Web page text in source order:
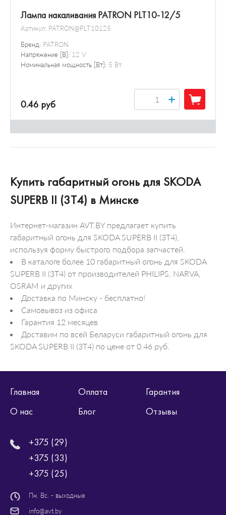
Лампа накаливания PATRON PLT10-12/5
Артикул: PATRON@PLT10125
Бренд: PATRON
Напряжение [В]: 12 V
Номинальная мощность [Вт]: 5 Вт
0.46 руб +
Купить габаритный огонь для SKODA
SUPERB II (3T4) в Минске
Интернет-магазин AVT.BY предлагает купить
габаритный огонь для SKODA SUPERB II (3T4),
используя форму быстрого подбора запчастей.
В каталоге более 10 габаритный огонь для SKODA
SUPERB II (3T4) от производителей PHILIPS, NARVA,
OSRAM и других
Доставка по Минску - бесплатно!
Самовывоз из офиса
Гарантия 12 месяцев
Доставим по всей Беларуси габаритный огонь для
SKODA SUPERB II (3T4) по цене от 0.46 руб.
Главная Оплата
Гарантия
О нас
Блог Отзывы
+375 (29)
+375 (33)
+375 (25)
Пн. Вс. - выходные
info@avt.by